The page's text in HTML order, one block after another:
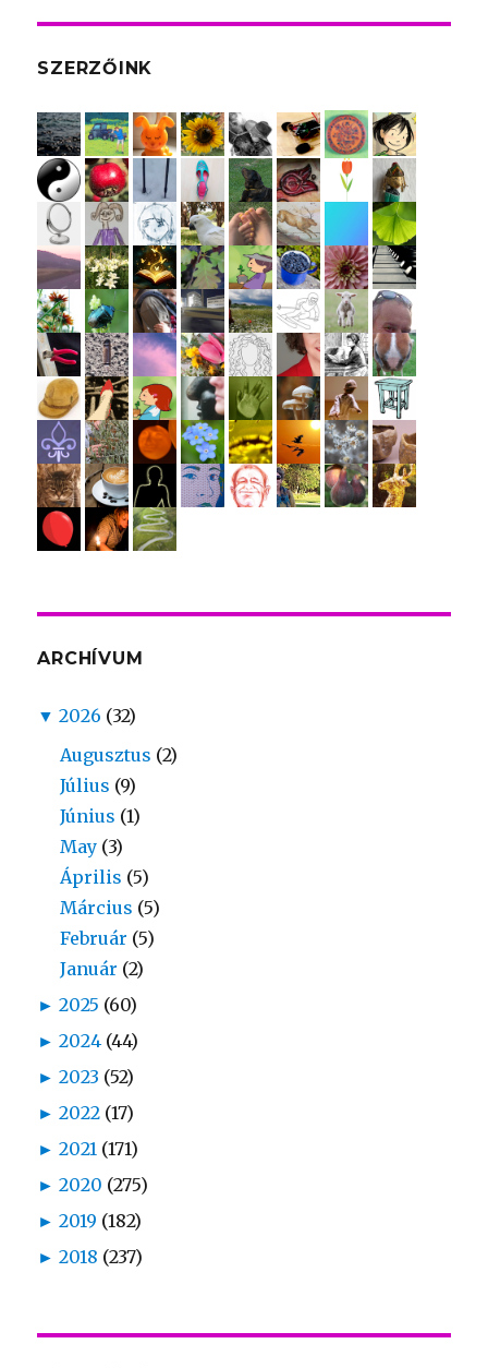
SZERZŐINK
ARCHÍVUM
▼ 2026 (32)
Augusztus (2)
Július (9)
Június (1)
May (3)
Április (5)
Március (5)
Február (5)
Január (2)
► 2025 (60)
► 2024 (44)
► 2023 (52)
► 2022 (17)
► 2021 (171)
► 2020 (275)
► 2019 (182)
► 2018 (237)